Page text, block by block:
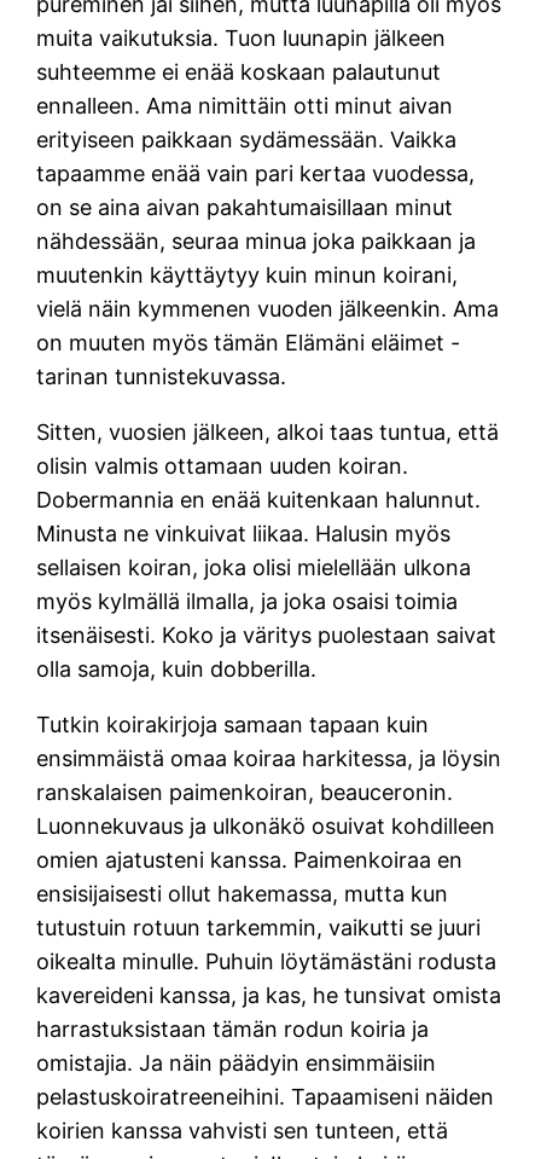
muita vaikutuksia. Tuon luunapin jälkeen
suhteemme ei enää koskaan palautunut
ennalleen. Ama nimittäin otti minut aivan
erityiseen paikkaan sydämessään. Vaikka
tapaamme enää vain pari kertaa vuodessa,
on se aina aivan pakahtumaisillaan minut
nähdessään, seuraa minua joka paikkaan ja
muutenkin käyttäytyy kuin minun koirani,
vielä näin kymmenen vuoden jälkeenkin. Ama
on muuten myös tämän Elämäni eläimet -
tarinan tunnistekuvassa.
Sitten, vuosien jälkeen, alkoi taas tuntua, että
olisin valmis ottamaan uuden koiran.
Dobermannia en enää kuitenkaan halunnut.
Minusta ne vinkuivat liikaa. Halusin myös
sellaisen koiran, joka olisi mielellään ulkona
myös kylmällä ilmalla, ja joka osaisi toimia
itsenäisesti. Koko ja väritys puolestaan saivat
olla samoja, kuin dobberilla.
Tutkin koirakirjoja samaan tapaan kuin
ensimmäistä omaa koiraa harkitessa, ja löysin
ranskalaisen paimenkoiran, beauceronin.
Luonnekuvaus ja ulkonäkö osuivat kohdilleen
omien ajatusteni kanssa. Paimenkoiraa en
ensisijaisesti ollut hakemassa, mutta kun
tutustuin rotuun tarkemmin, vaikutti se juuri
oikealta minulle. Puhuin löytämästäni rodusta
kavereideni kanssa, ja kas, he tunsivat omista
harrastuksistaan tämän rodun koiria ja
omistajia. Ja näin päädyin ensimmäisiin
pelastuskoiratreeneihini. Tapaamiseni näiden
koirien kanssa vahvisti sen tunteen, että